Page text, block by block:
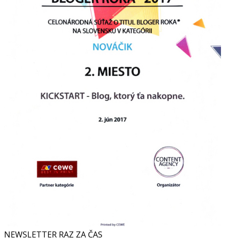
NEWSLETTER RAZ ZA ČAS